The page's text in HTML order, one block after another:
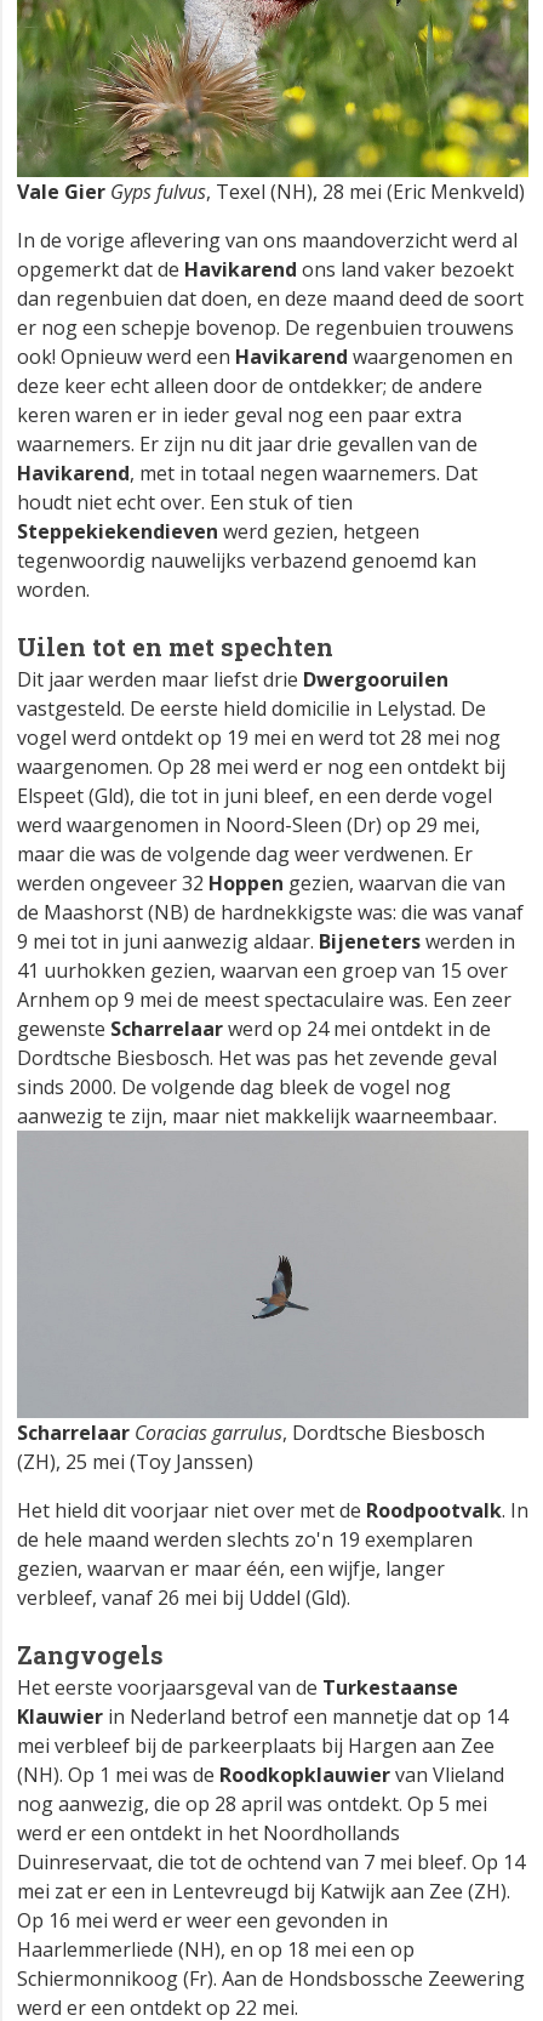
Vale Gier Gyps fulvus, Texel (NH), 28 mei (Eric Menkveld)
In de vorige aflevering van ons maandoverzicht werd al
opgemerkt dat de Havikarend ons land vaker bezoekt
dan regenbuien dat doen, en deze maand deed de soort
er nog een schepje bovenop. De regenbuien trouwens
ook! Opnieuw werd een Havikarend waargenomen en
deze keer echt alleen door de ontdekker; de andere
keren waren er in ieder geval nog een paar extra
waarnemers. Er zijn nu dit jaar drie gevallen van de
Havikarend, met in totaal negen waarnemers. Dat
houdt niet echt over. Een stuk of tien
Steppekiekendieven werd gezien, hetgeen
tegenwoordig nauwelijks verbazend genoemd kan
worden.
Uilen tot en met spechten
Dit jaar werden maar liefst drie Dwergooruilen
vastgesteld. De eerste hield domicilie in Lelystad. De
vogel werd ontdekt op 19 mei en werd tot 28 mei nog
waargenomen. Op 28 mei werd er nog een ontdekt bij
Elspeet (Gld), die tot in juni bleef, en een derde vogel
werd waargenomen in Noord-Sleen (Dr) op 29 mei,
maar die was de volgende dag weer verdwenen. Er
werden ongeveer 32 Hoppen gezien, waarvan die van
de Maashorst (NB) de hardnekkigste was: die was vanaf
9 mei tot in juni aanwezig aldaar. Bijeneterswerden in
41 uurhokken gezien, waarvan een groep van 15 over
Arnhem op 9 mei de meest spectaculaire was. Een zeer
gewenste Scharrelaarwerd op 24 mei ontdekt in de
Dordtsche Biesbosch. Het was pas het zevende geval
sinds 2000. De volgende dag bleek de vogel nog
aanwezig te zijn, maar niet makkelijk waarneembaar.
Scharrelaar Coracias garrulus, Dordtsche Biesbosch
(ZH), 25 mei (Toy Janssen)
Het hield dit voorjaar niet over met de Roodpootvalk. In
de hele maand werden slechts zo'n 19 exemplaren
gezien, waarvan er maar één, een wijfje, langer
verbleef, vanaf 26 mei bij Uddel (Gld).
Zangvogels
Het eerste voorjaarsgeval van de Turkestaanse
Klauwier in Nederland betrof een mannetje dat op 14
mei verbleef bij de parkeerplaats bij Hargen aan Zee
(NH). Op 1 mei was de Roodkopklauwiervan Vlieland
nog aanwezig, die op 28 april was ontdekt. Op 5 mei
werd er een ontdekt in het Noordhollands
Duinreservaat, die tot de ochtend van 7 mei bleef. Op 14
mei zat er een in Lentevreugd bij Katwijk aan Zee (ZH).
Op 16 mei werd er weer een gevonden in
Haarlemmerliede (NH), en op 18 mei een op
Schiermonnikoog (Fr). Aan de Hondsbossche Zeewering
werd er een ontdekt op 22 mei.